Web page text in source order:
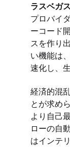
ラスベガ
プロバイダ
ーコード
スを作り
い機能は
速化し、
経済的混
とが求め
より自己
ローの自
はインテ